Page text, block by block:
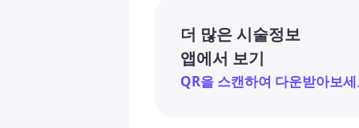
더 많은 시술정보
앱에서 보기
QR을 스캔하여 다운받아보세